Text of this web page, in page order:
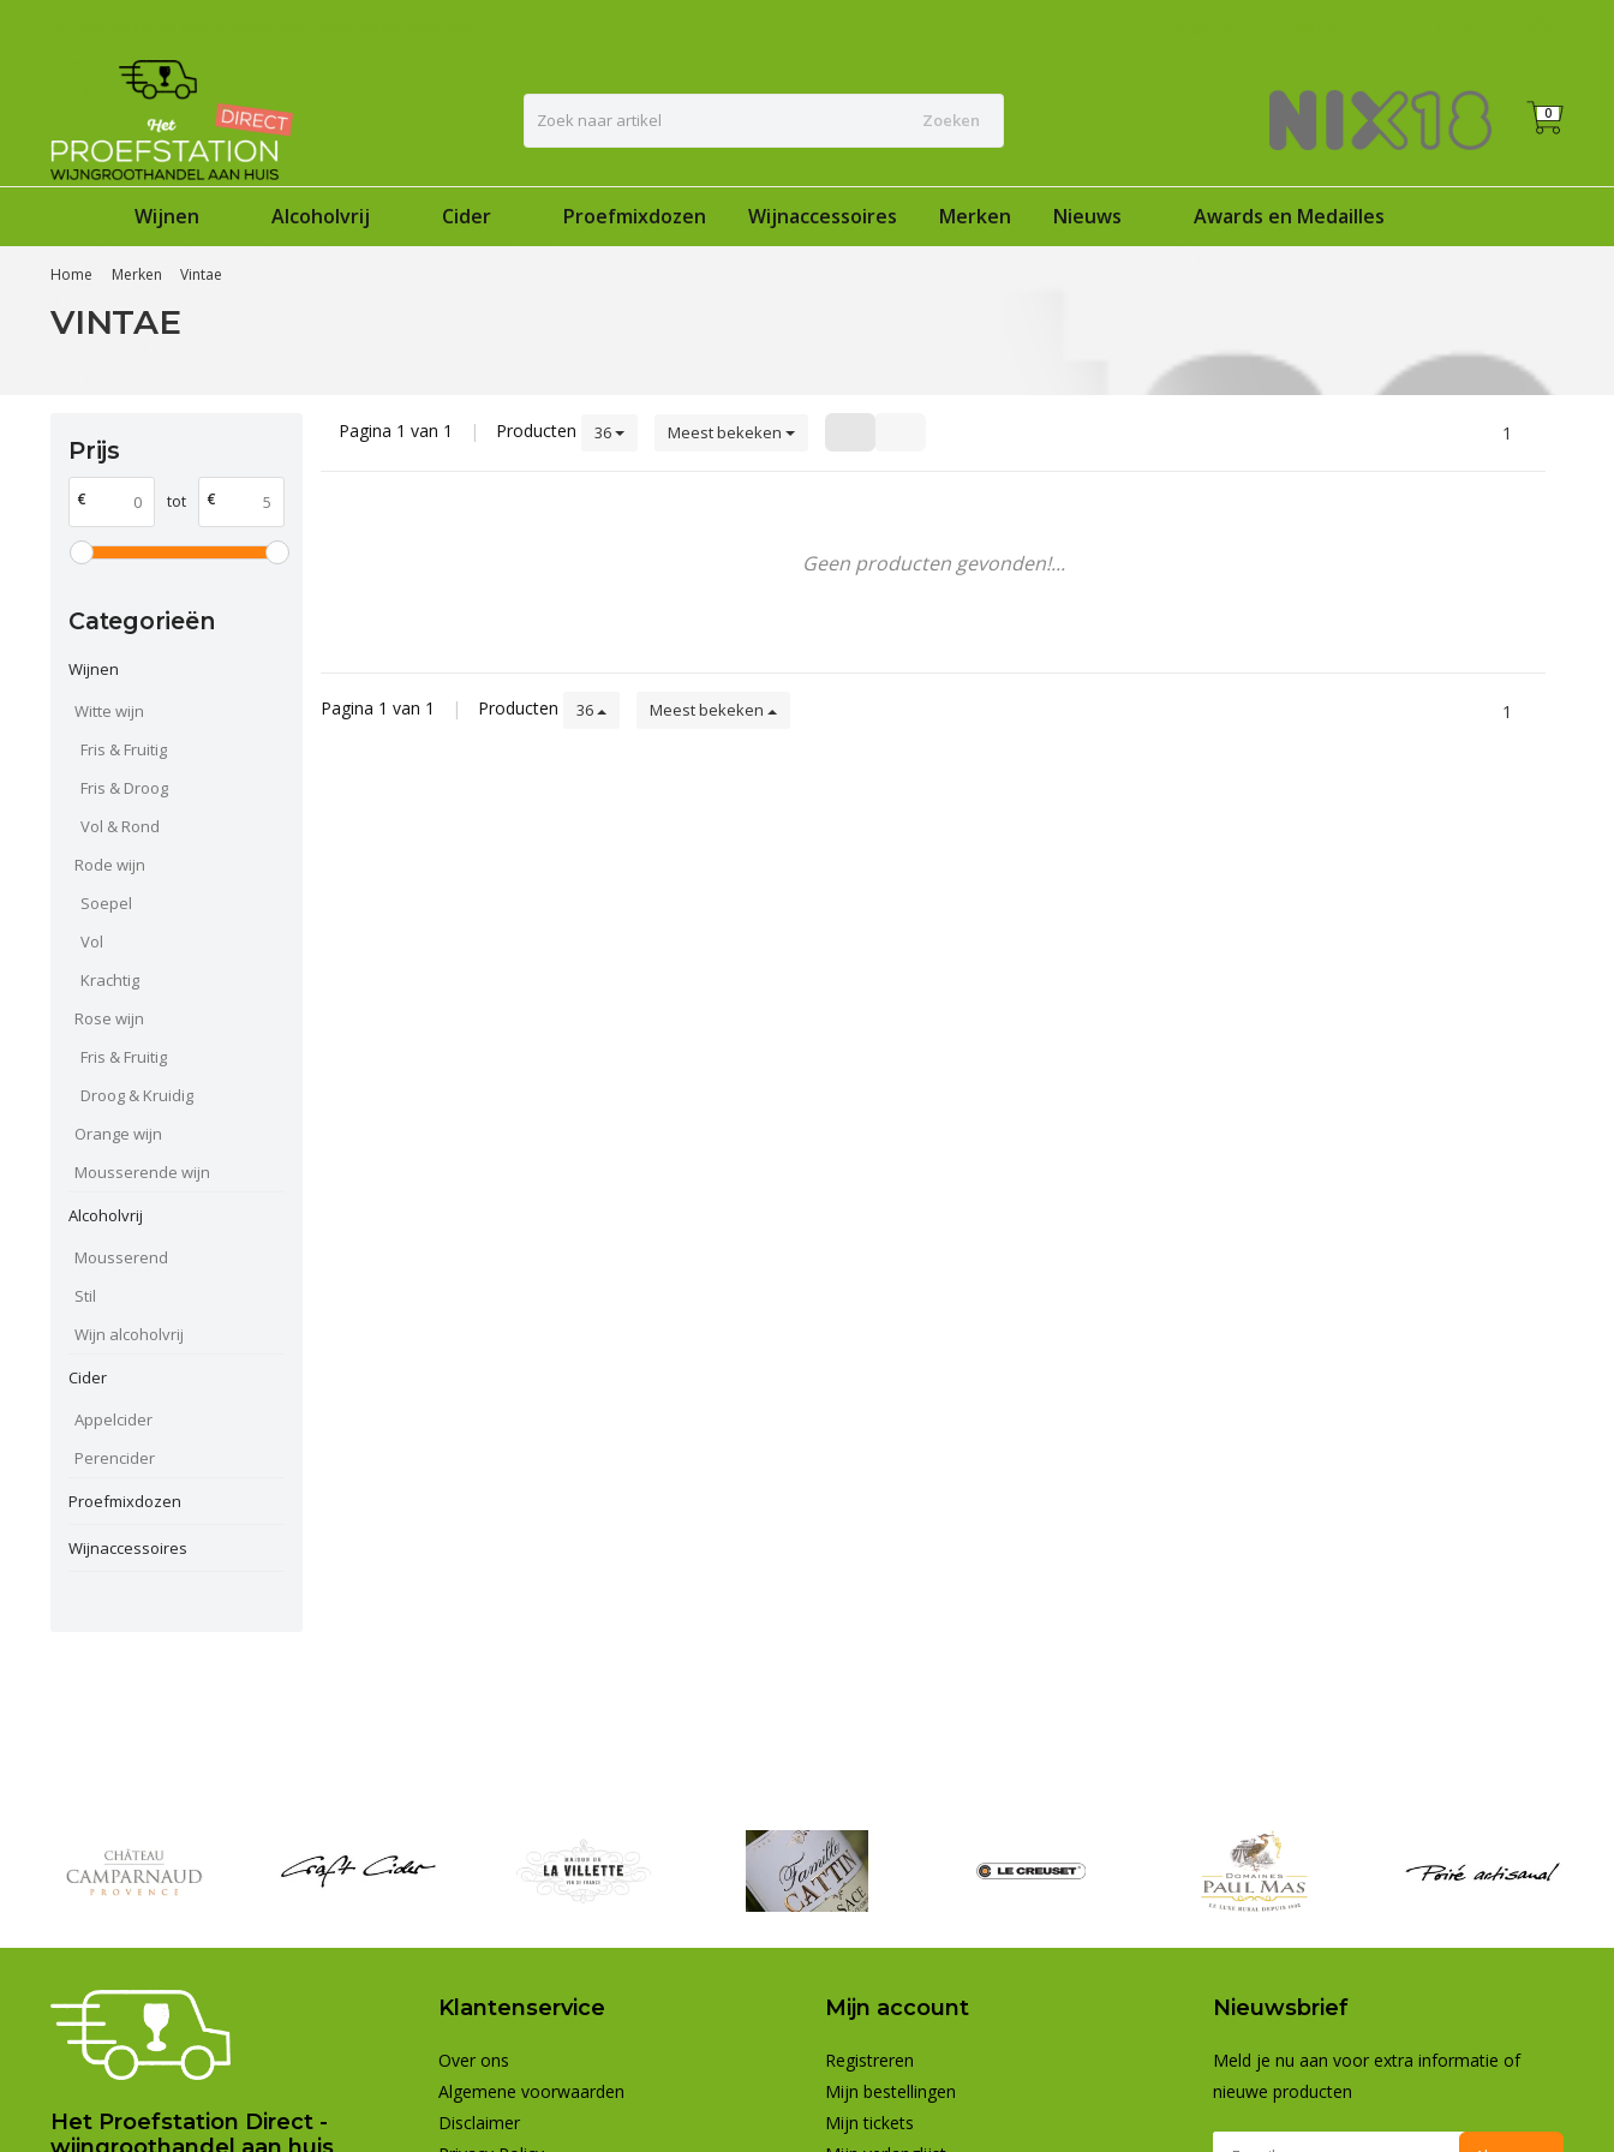
Zoeken 0
Wijnen Alcoholvrij Cider Proefmixdozen Wijnaccessoires Merken Nieuws Awards en Medailles
Home Merken Vintae
VINTAE
Prijs
€ tot €
Categorieën
Wijnen
Witte wijn
Fris & Fruitig
Fris & Droog
Vol & Rond
Rode wijn
Soepel
Vol
Krachtig
Rose wijn
Fris & Fruitig
Droog & Kruidig
Orange wijn
Mousserende wijn
Alcoholvrij
Mousserend
Stil
Wijn alcoholvrij
Cider
Appelcider
Perencider
Proefmixdozen
Wijnaccessoires
Pagina 1 van 1 | Producten 36 Meest bekeken 1
Geen producten gevonden!...
Pagina 1 van 1 | Producten 36 Meest bekeken 1
Het Proefstation Direct -
Klantenservice
Over ons
Algemene voorwaarden
Disclaimer
Mijn account
Registreren
Mijn bestellingen
Mijn tickets
Nieuwsbrief
Meld je nu aan voor extra informatie of
nieuwe producten